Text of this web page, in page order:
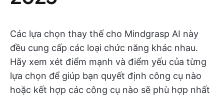
Các lựa chọn thay thế cho Mindgrasp AI này
đều cung cấp các loại chức năng khác nhau.
Hãy xem xét điểm mạnh và điểm yếu của từng
lựa chọn để giúp bạn quyết định công cụ nào
hoặc kết hợp các công cụ nào sẽ phù hợp nhất